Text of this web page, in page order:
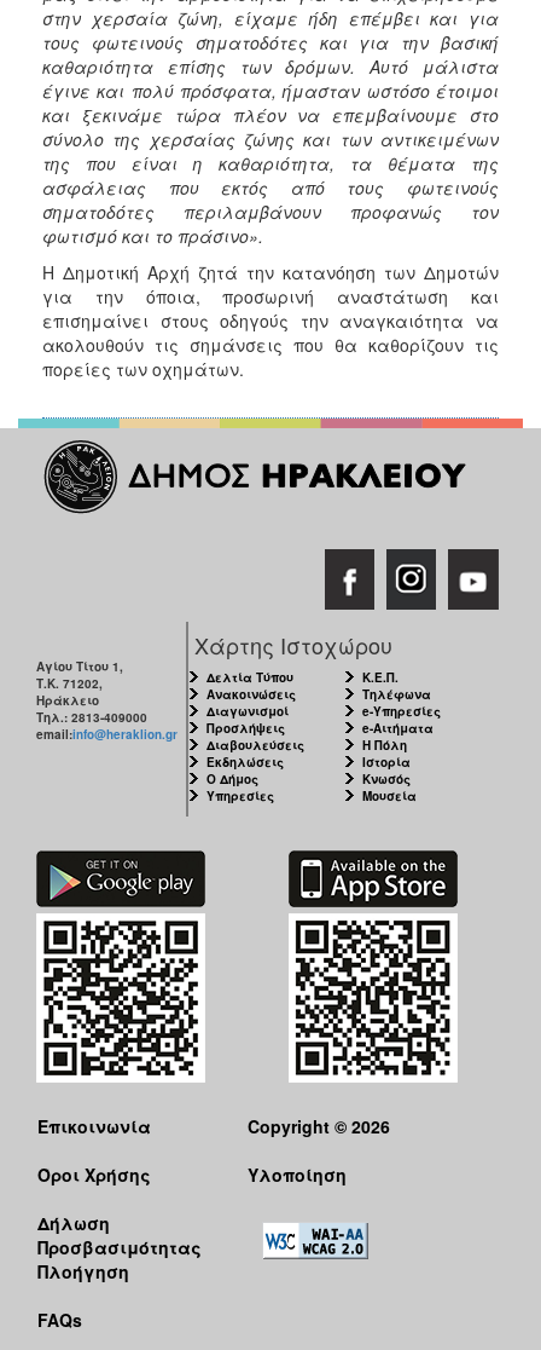
στην χερσαία ζώνη, είχαμε ήδη επέμβει και για
τους φωτεινούς σηματοδότες και για την βασική
καθαριότητα επίσης των δρόμων. Αυτό μάλιστα
έγινε και πολύ πρόσφατα, ήμασταν ωστόσο έτοιμοι
και ξεκινάμε τώρα πλέον να επεμβαίνουμε στο
σύνολο της χερσαίας ζώνης και των αντικειμένων
της που είναι η καθαριότητα, τα θέματα της
ασφάλειας που εκτός από τους φωτεινούς
σηματοδότες περιλαμβάνουν προφανώς τον
φωτισμό και το πράσινο».
Η Δημοτική Αρχή ζητά την κατανόηση των Δημοτών
για την όποια, προσωρινή αναστάτωση και
επισημαίνει στους οδηγούς την αναγκαιότητα να
ακολουθούν τις σημάνσεις που θα καθορίζουν τις
πορείες των οχημάτων.
Αγίου Τίτου 1,
Τ.Κ. 71202,
Ηράκλειο
Τηλ.: 2813-409000
email:info@heraklion.gr
Χάρτης Ιστοχώρου
Δελτία Τύπου
Ανακοινώσεις
Διαγωνισμοί
Προσλήψεις
Διαβουλεύσεις
Εκδηλώσεις
Ο Δήμος
Υπηρεσίες
Κ.Ε.Π.
Τηλέφωνα
e-Υπηρεσίες
e-Αιτήματα
Η Πόλη
Ιστορία
Κνωσός
Μουσεία
Επικοινωνία
Όροι Χρήσης
Δήλωση
Προσβασιμότητας
Πλοήγηση
FAQs
Copyright © 2026
Υλοποίηση